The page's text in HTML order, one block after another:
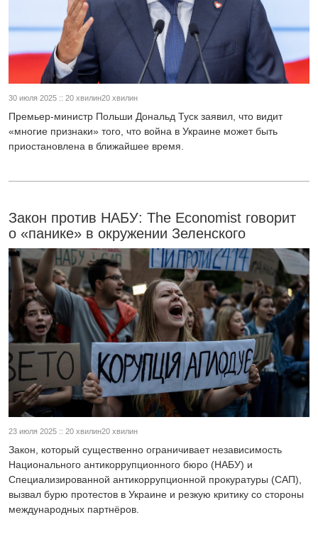
30 июля 2025 :: 20 хвилин20 хвилин
Премьер-министр Польши Дональд Туск заявил, что видит
«многие признаки» того, что война в Украине может быть
приостановлена в ближайшее время.
Закон против НАБУ: The Economist говорит
о «панике» в окружении Зеленского
23 июля 2025 :: 20 хвилин20 хвилин
Закон, который существенно ограничивает независимость
Национального антикоррупционного бюро (НАБУ) и
Специализированной антикоррупционной прокуратуры (САП),
вызвал бурю протестов в Украине и резкую критику со стороны
международных партнёров.